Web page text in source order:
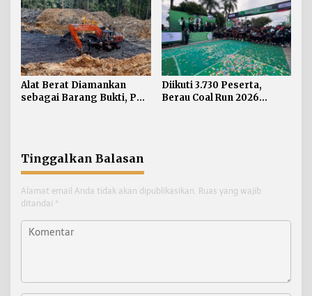
Alat Berat Diamankan
sebagai Barang Bukti, PT
Diikuti 3.730 Peserta,
Berau Coal Run 2026
Tinggalkan Balasan
Alamat email Anda tidak akan dipublikasikan. Ruas yang wajib
ditandai *